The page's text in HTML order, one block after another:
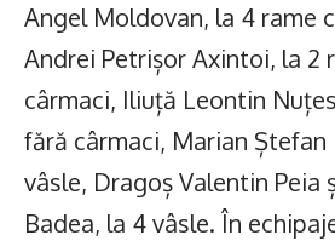
Angel Moldovan, la 4 rame
Andrei Petrișor Axintoi, la 2
cârmaci, Iliuță Leontin
fără cârmaci, Marian Ștefan
vâsle, Dragoș Valentin Peia
Badea, la 4 vâsle. În